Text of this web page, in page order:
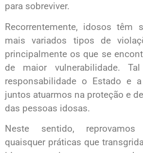
para sobreviver.
Recorrentemente, idosos têm
mais variados tipos de
principalmente os que se
de maior vulnerabilidade.
responsabilidade o Estado e
juntos atuarmos na proteção e
das pessoas idosas.
Neste sentido,
quaisquer práticas que